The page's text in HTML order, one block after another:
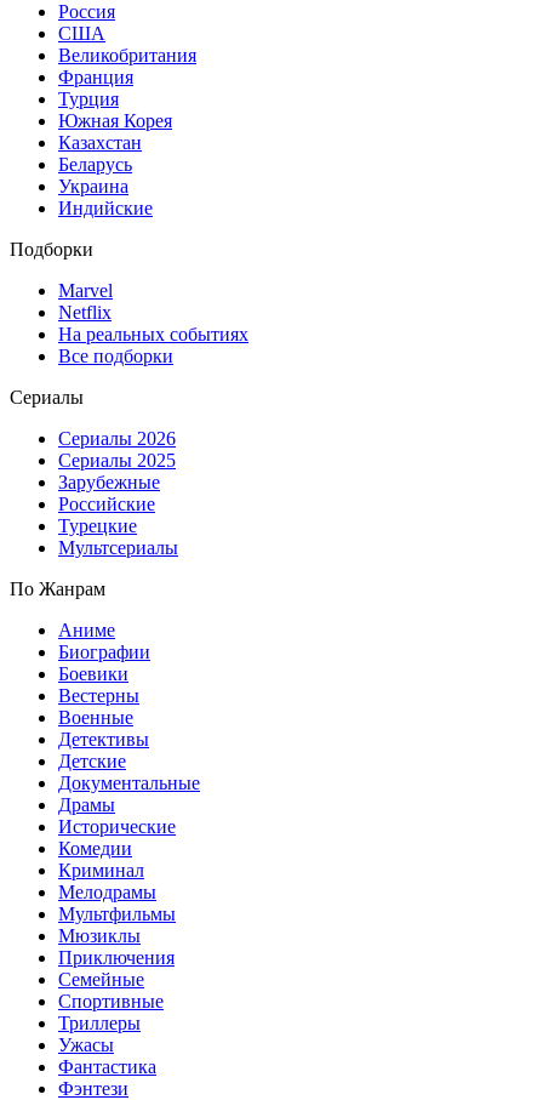
Россия
США
Великобритания
Франция
Турция
Южная Корея
Казахстан
Беларусь
Украина
Индийские
Подборки
Marvel
Netflix
На реальных событиях
Все подборки
Сериалы
Сериалы 2026
Сериалы 2025
Зарубежные
Российские
Турецкие
Мультсериалы
По Жанрам
Аниме
Биографии
Боевики
Вестерны
Военные
Детективы
Детские
Документальные
Драмы
Исторические
Комедии
Криминал
Мелодрамы
Мультфильмы
Мюзиклы
Приключения
Семейные
Спортивные
Триллеры
Ужасы
Фантастика
Фэнтези